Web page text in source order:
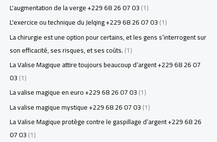
L'augmentation de la verge +229 68 26 07 03(1)
L'exercice ou technique du Jelqing +229 68 26 07 03(1)
La chirurgie est une option pour certains, et les gens s’interrogent sur
son efficacité, ses risques, et ses coûts.(1)
La Valise Magique attire toujours beaucoup d’argent +229 68 26 07
03(1)
La valise magique en euro +229 68 26 07 03(1)
La valise magique mystique +229 68 26 07 03(1)
La Valise Magique protège contre le gaspillage d’argent +229 68 26
07 03(1)